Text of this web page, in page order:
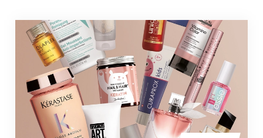
CHF 10.- de remise sur vos favoris pour les cheveux